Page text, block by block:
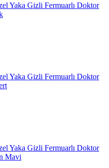
Yaka Gizli Fermuarlı Doktor
Yaka Gizli Fermuarlı Doktor
Yaka Gizli Fermuarlı Doktor
Mavi